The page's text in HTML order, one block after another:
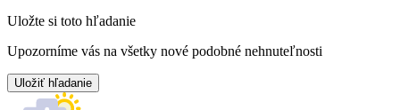
Uložte si toto hľadanie
Upozorníme vás na všetky nové podobné nehnuteľnosti
Uložiť hľadanie